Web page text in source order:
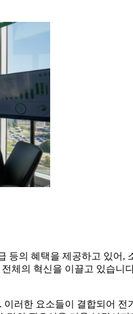
등의 혜택을 제공하고 있어,
체의 혁신을 이끌고 있습니
러한 요소들이 결합되어 전